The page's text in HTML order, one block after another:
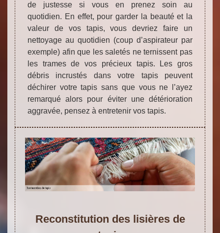
de justesse si vous en prenez soin au
quotidien. En effet, pour garder la beauté et la
valeur de vos tapis, vous devriez faire un
nettoyage au quotidien (coup d’aspirateur par
exemple) afin que les saletés ne ternissent pas
les trames de vos précieux tapis. Les gros
débris incrustés dans votre tapis peuvent
déchirer votre tapis sans que vous ne l’ayez
remarqué alors pour éviter une détérioration
aggravée, pensez à entretenir vos tapis.
Reconstitution des lisières de